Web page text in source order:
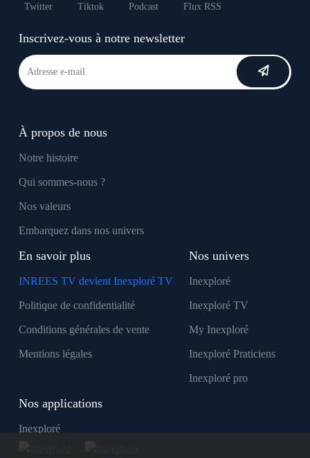
Twitter Tiktok Podcast Flux RSS
Inscrivez-vous à notre newsletter
À propos de nous
Notre histoire
Qui sommes-nous ?
Nos valeurs
Embarquez dans nos univers
En savoir plus
INREES TV devient Inexploré TV
Politique de confidentialité
Conditions générales de vente
Mentions légales
Nos univers
Inexploré
Inexploré TV
My Inexploré
Inexploré Praticiens
Inexploré pro
Nos applications
Inexploré